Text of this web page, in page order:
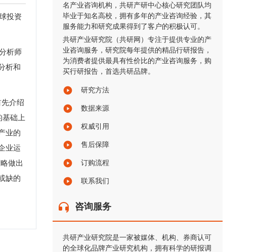
投资
析师
析和
介绍
基础上
业的
业运
做出
缺的
名产业咨询机构，共研产研中心核心研究团队均
毕业于知名高校，拥有多年的产业咨询经验，其
服务能力和研究成果得到了客户的积极认可。
共研产业研究院（共研网）专注于提供专业的产
业咨询服务，研究院每年提供的精品行研报告，
为消费者提供最具有性价比的产业咨询服务，购
买行研报告，首选共研品牌。
研究方法
数据来源
权威引用
售后保障
订购流程
联系我们
咨询服务
共研产业研究院是一家被媒体、机构、券商认可
的全球化品牌产业研究机构，拥有科学的研报调